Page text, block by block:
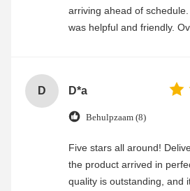
arriving ahead of
was helpful and friendly.
D D*a
Behulpzaam (8)
Five stars all around!
the product arrived in
quality is outstanding, and